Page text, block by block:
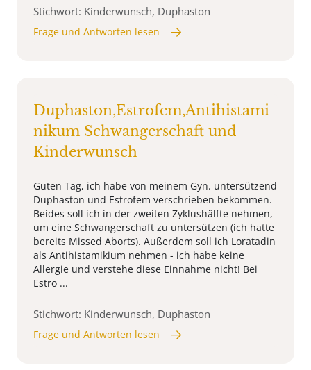
Stichwort: Kinderwunsch, Duphaston
Frage und Antworten lesen
Duphaston,Estrofem,Antihistami
nikum Schwangerschaft und
Kinderwunsch
Guten Tag, ich habe von meinem Gyn. untersützend
Duphaston und Estrofem verschrieben bekommen.
Beides soll ich in der zweiten Zyklushälfte nehmen,
um eine Schwangerschaft zu untersützen (ich hatte
bereits Missed Aborts). Außerdem soll ich Loratadin
als Antihistamikium nehmen - ich habe keine
Allergie und verstehe diese Einnahme nicht! Bei
Estro ...
Stichwort: Kinderwunsch, Duphaston
Frage und Antworten lesen